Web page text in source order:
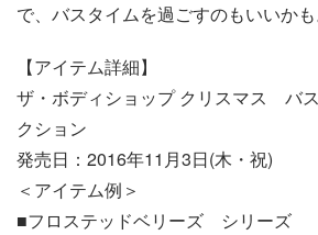
で、バスタイムを過ごすのもいいかも
【アイテム詳細】
ザ・ボディショップ クリスマス バ
クション
発売日：2016年11月3日(木・祝)
＜アイテム例＞
■フロステッドベリーズ シリーズ